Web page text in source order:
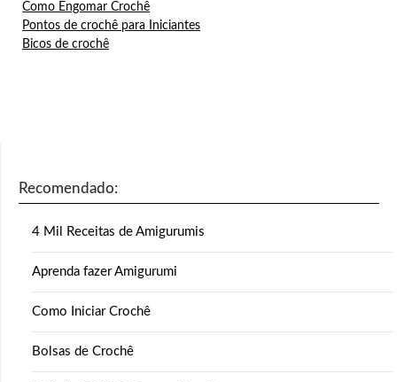
Como Engomar Crochê
Pontos de crochê para Iniciantes
Bicos de crochê
Recomendado:
4 Mil Receitas de Amigurumis
Aprenda fazer Amigurumi
Como Iniciar Crochê
Bolsas de Crochê